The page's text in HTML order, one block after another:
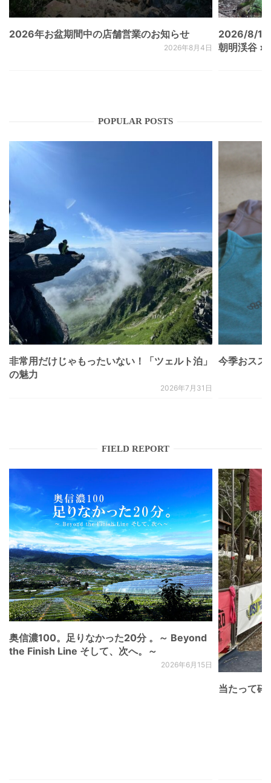
2026年お盆期間中の店舗営業のお知らせ
2026年8月4日
2026/8/
朝明渓谷 ×
POPULAR POSTS
非常用だけじゃもったいない！「ツェルト泊」
の魅力
2026年7月31日
今季おスス
FIELD REPORT
奥信濃100。足りなかった20分 。～ Beyond
the Finish Line そして、次へ。～
2026年6月15日
当たって砕